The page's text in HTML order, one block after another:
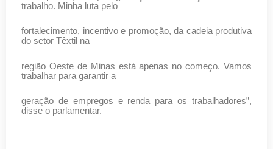
trabalho. Minha luta pelo
fortalecimento, incentivo e promoção, da cadeia produtiva
do setor Têxtil na
região Oeste de Minas está apenas no começo. Vamos
trabalhar para garantir a
geração de empregos e renda para os trabalhadores”,
disse o parlamentar.